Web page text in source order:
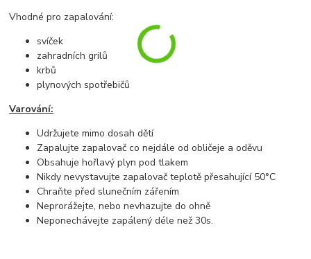
Vhodné pro zapalování:
svíček
zahradních grilů
krbů
plynových spotřebičů
Varování:
Udržujete mimo dosah dětí
Zapalujte zapalovač co nejdále od obličeje a oděvu
Obsahuje hořlavý plyn pod tlakem
Nikdy nevystavujte zapalovač teplotě přesahující 50°C
Chraňte před slunečním zářením
Neprorážejte, nebo nevhazujte do ohně
Neponechávejte zapálený déle než 30s.